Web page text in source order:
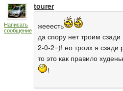
Написать
сообщение
tourer
жееесть
да спору нет троим
2-0-2=)! но троих я сзади
то это как правило
!